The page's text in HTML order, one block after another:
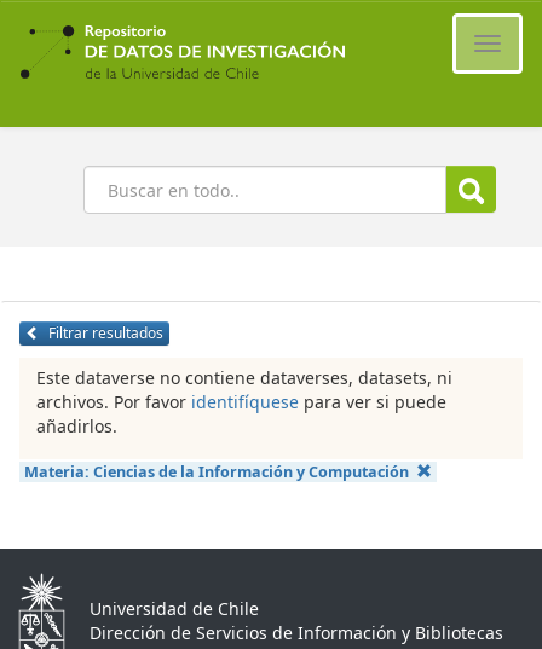
Ir
contenido
principal
Buscar
Filtrar resultados
Este dataverse no contiene dataverses, datasets, ni
archivos. Por favor identifíquese para ver si puede
añadirlos.
Materia: Ciencias de la Información y Computación
Universidad de Chile
Dirección de Servicios de Información y Bibliotecas